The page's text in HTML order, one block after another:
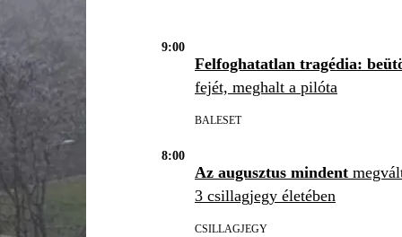
9:00
Felfoghatatlan tragédia:
fejét, meghalt a pilóta
BALESET
8:00
Az augusztus mindent
3 csillagjegy életében
CSILLAGJEGY